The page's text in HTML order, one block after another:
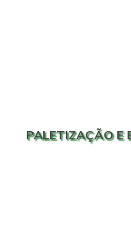
PALETIZAÇÃO E